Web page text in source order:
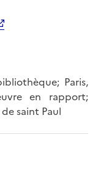
Paris,
en rapport;
saint Paul